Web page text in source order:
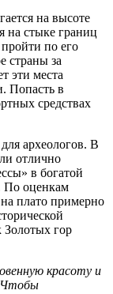
на высоте
на стыке границ
по его
страны за
эти места
Попасть в
средствах
археологов. В
отлично
в богатой
По оценкам
на плато примерно
Золотых гор
красоту и
Чтобы